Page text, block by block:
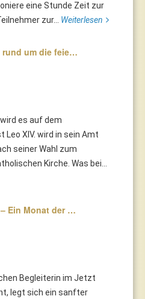
eine Stunde Zeit zur
zur... Weiterlesen
rund um die feie…
es auf dem
XIV. wird in sein Amt
seiner Wahl zum
Kirche. Was bei...
Ein Monat der …
Begleiterin im Jetzt
legt sich ein sanfter